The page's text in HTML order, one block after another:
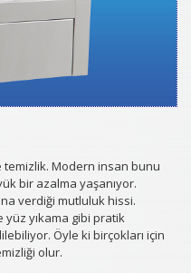
temizlik. Modern insan bunu
bir azalma yaşanıyor.
verdiği mutluluk hissi.
yıkama gibi pratik
Öyle ki birçokları için
olur.